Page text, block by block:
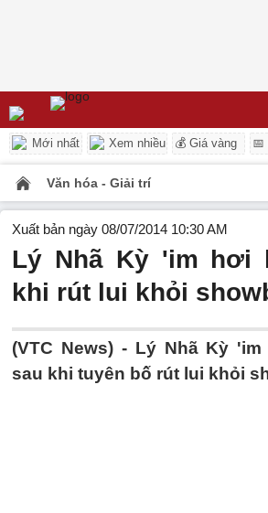
Mới nhất Xem nhiều 💰 Giá vàng 📅
Văn hóa - Giải trí
Xuất bản ngày 08/07/2014 10:30 AM
Lý Nhã Kỳ 'im hơi
khi rút lui khỏi
(VTC News) - Lý Nhã Kỳ
sau khi tuyên bố rút lui khỏi